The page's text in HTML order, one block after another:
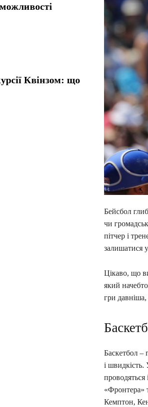
можливості
Квінзом: що
Бейсбол
чи
пітчер і
залишатися
Цікаво, що
який
гри
Баскетбол –
і швидкість.
проводяться
«Фронтера»
Кемптон,